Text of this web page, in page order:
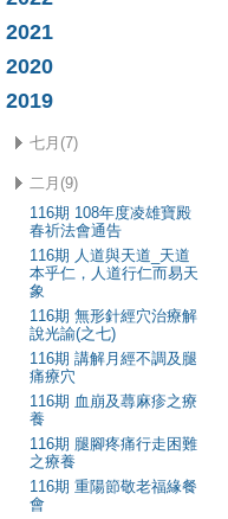
2021
2020
2019
七月(7)
二月(9)
116期 108年度凌雄寶殿
春祈法會通告
116期 人道與天道_天道
本乎仁，人道行仁而易天
象
116期 無形針經穴治療解
說光諭(之七)
116期 講解月經不調及腿
痛療穴
116期 血崩及蕁麻疹之療
養
116期 腿腳疼痛行走困難
之療養
116期 重陽節敬老福緣餐
會